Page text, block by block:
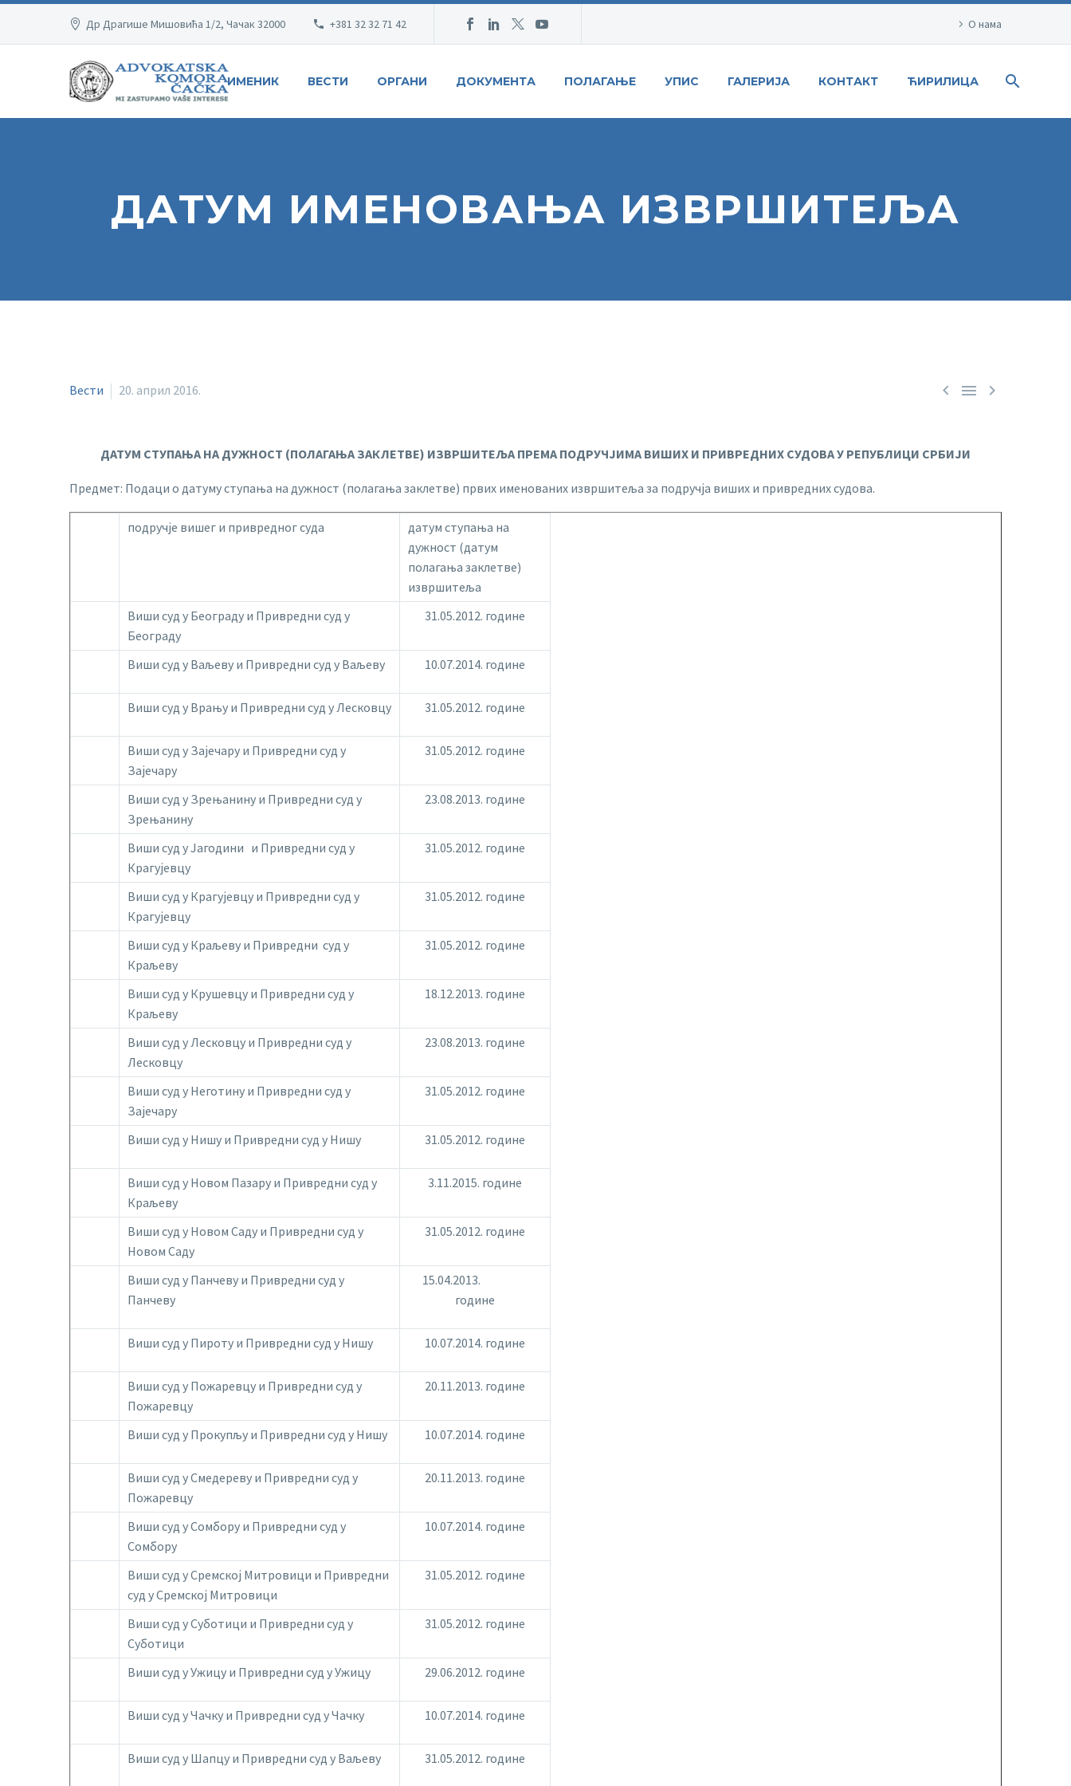
Др Драгише Мишовића 1/2, Чачак 32000 +381 32 32 71 42 О нама
ИМЕНИК ВЕСТИ ОРГАНИ ДОКУМЕНТА ПОЛАГАЊЕ УПИС ГАЛЕРИЈА КОНТАКТ ЋИРИЛИЦА
ДАТУМ ИМЕНОВАЊА ИЗВРШИТЕЉА
  
Вести 20. април 2016.
ДАТУМ СТУПАЊА НА ДУЖНОСТ (ПОЛАГАЊА ЗАКЛЕТВЕ) ИЗВРШИТЕЉА ПРЕМА ПОДРУЧЈИМА ВИШИХ И ПРИВРЕДНИХ СУДОВА У РЕПУБЛИЦИ СРБИЈИ
Предмет: Подаци о датуму ступања на дужност (полагања заклетве) првих именованих извршитеља за подручја виших и привредних судова.
подручје вишег и привредног суда
датум ступања на
дужност (датум
полагања заклетве)
извршитеља
Виши суд у Београду и Привредни суд у
Београду
31.05.2012. године
Виши суд у Ваљеву и Привредни суд у Ваљеву 10.07.2014. године
Виши суд у Врању и Привредни суд у Лесковцу 31.05.2012. године
Виши суд у Зајечару и Привредни суд у
Зајечару
31.05.2012. године
Виши суд у Зрењанину и Привредни суд у
Зрењанину
23.08.2013. године
Виши суд у Јагодини и Привредни суд у
Крагујевцу
31.05.2012. године
Виши суд у Крагујевцу и Привредни суд у
Крагујевцу
31.05.2012. године
Виши суд у Краљеву и Привредни суд у
Краљеву
31.05.2012. године
Виши суд у Крушевцу и Привредни суд у
Краљеву
18.12.2013. године
Виши суд у Лесковцу и Привредни суд у
Лесковцу
23.08.2013. године
Виши суд у Неготину и Привредни суд у
Зајечару
31.05.2012. године
Виши суд у Нишу и Привредни суд у Нишу 31.05.2012. године
Виши суд у Новом Пазару и Привредни суд у
Краљеву
3.11.2015. године
Виши суд у Новом Саду и Привредни суд у
Новом Саду
31.05.2012. године
Виши суд у Панчеву и Привредни суд у
Панчеву
15.04.2013.
године
Виши суд у Пироту и Привредни суд у Нишу 10.07.2014. године
Виши суд у Пожаревцу и Привредни суд у
Пожаревцу
20.11.2013. године
Виши суд у Прокупљу и Привредни суд у Нишу 10.07.2014. године
Виши суд у Смедереву и Привредни суд у
Пожаревцу
20.11.2013. године
Виши суд у Сомбору и Привредни суд у
Сомбору
10.07.2014. године
Виши суд у Сремској Митровици и Привредни
суд у Сремској Митровици
31.05.2012. године
Виши суд у Суботици и Привредни суд у
Суботици
31.05.2012. године
Виши суд у Ужицу и Привредни суд у Ужицу 29.06.2012. године
Виши суд у Чачку и Привредни суд у Чачку 10.07.2014. године
Виши суд у Шапцу и Привредни суд у Ваљеву 31.05.2012. године